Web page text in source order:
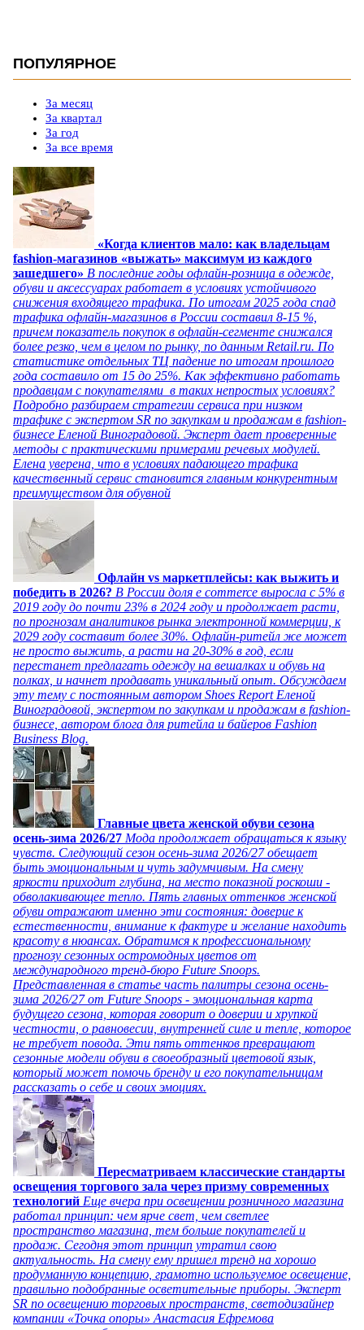
ПОПУЛЯРНОЕ
За месяц
За квартал
За год
За все время
«Когда клиентов мало: как владельцам
fashion-магазинов «выжать» максимум из каждого
зашедшего» В последние годы офлайн-розница в одежде,
обуви и аксессуарах работает в условиях устойчивого
снижения входящего трафика. По итогам 2025 года спад
трафика офлайн-магазинов в России составил 8-15 %,
причем показатель покупок в офлайн-сегменте снижался
более резко, чем в целом по рынку, по данным Retail.ru. По
статистике отдельных ТЦ падение по итогам прошлого
года составило от 15 до 25%. Как эффективно работать
продавцам с покупателями в таких непростых условиях?
Подробно разбираем стратегии сервиса при низком
трафике с экспертом SR по закупкам и продажам в fashion-
бизнесе Еленой Виноградовой. Эксперт дает проверенные
методы с практическими примерами речевых модулей.
Елена уверена, что в условиях падающего трафика
качественный сервис становится главным конкурентным
преимуществом для обувной
Офлайн vs маркетплейсы: как выжить и
победить в 2026? В России доля e commerce выросла с 5% в
2019 году до почти 23% в 2024 году и продолжает расти,
по прогнозам аналитиков рынка электронной коммерции, к
2029 году составит более 30%. Офлайн-ритейл же может
не просто выжить, а расти на 20-30% в год, если
перестанет предлагать одежду на вешалках и обувь на
полках, и начнет продавать уникальный опыт. Обсуждаем
эту тему с постоянным автором Shoes Report Еленой
Виноградовой, экспертом по закупкам и продажам в fashion-
бизнесе, автором блога для ритейла и байеров Fashion
Business Blog.
Главные цвета женской обуви сезона
осень-зима 2026/27 Мода продолжает обращаться к языку
чувств. Следующий сезон осень-зима 2026/27 обещает
быть эмоциональным и чуть задумчивым. На смену
яркости приходит глубина, на место показной роскоши -
обволакивающее тепло. Пять главных оттенков женской
обуви отражают именно эти состояния: доверие к
естественности, внимание к фактуре и желание находить
красоту в нюансах. Обратимся к профессиональному
прогнозу сезонных остромодных цветов от
международного тренд-бюро Future Snoops.
Представленная в статье часть палитры сезона осень-
зима 2026/27 от Future Snoops - эмоциональная карта
будущего сезона, которая говорит о доверии и хрупкой
честности, о равновесии, внутренней силе и тепле, которое
не требует повода. Эти пять оттенков превращают
сезонные модели обуви в своеобразный цветовой язык,
который может помочь бренду и его покупательницам
рассказать о себе и своих эмоциях.
Пересматриваем классические стандарты
освещения торгового зала через призму современных
технологий Еще вчера при освещении розничного магазина
работал принцип: чем ярче свет, чем светлее
пространство магазина, тем больше покупателей и
продаж. Сегодня этот принцип утратил свою
актуальность. На смену ему пришел тренд на хорошо
продуманную концепцию, грамотно используемое освещение,
правильно подобранные осветительные приборы. Эксперт
SR по освещению торговых пространств, светодизайнер
компании «Точка опоры» Анастасия Ефремова